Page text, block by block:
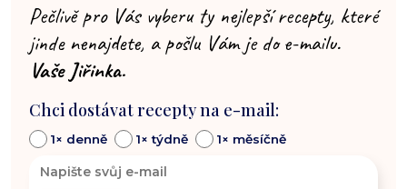
Pečlivě pro Vás vyberu ty nejlepší recepty, které
jinde nenajdete, a pošlu Vám je do e-mailu.
Vaše Jiřinka.
Chci dostávat recepty na e-mail:
1× denně 1× týdně 1× měsíčně